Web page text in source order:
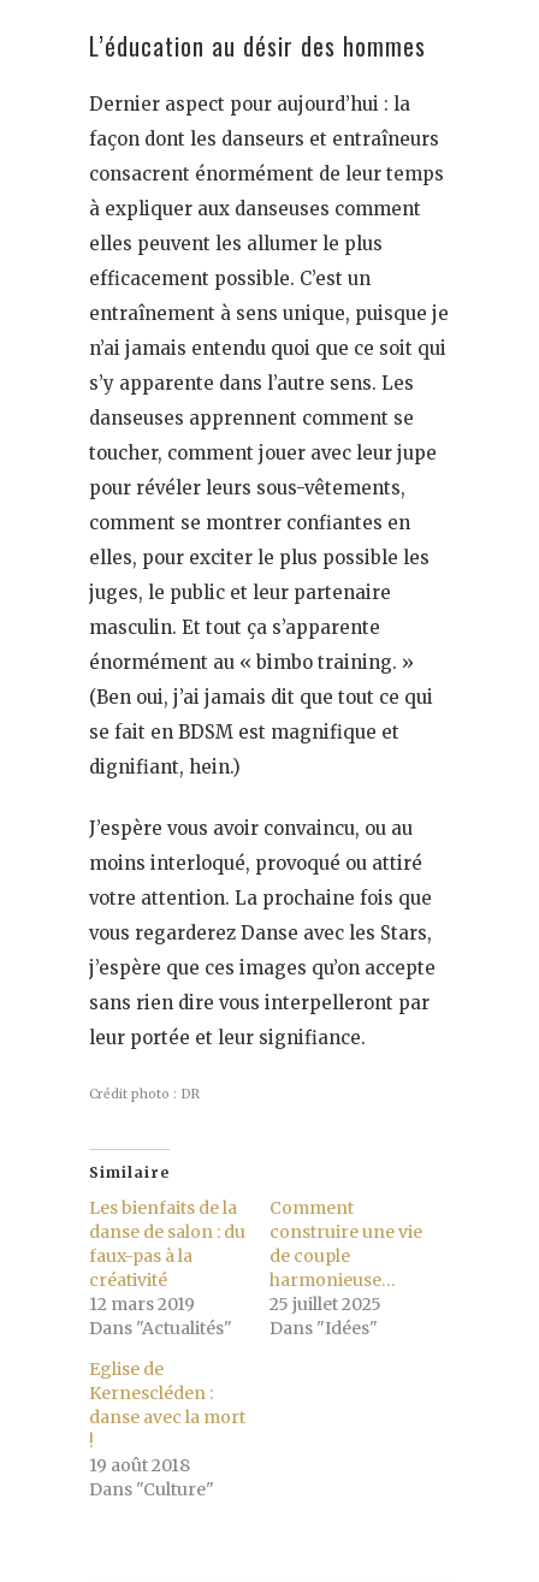
L’éducation au désir des hommes
Dernier aspect pour aujourd’hui : la
façon dont les danseurs et entraîneurs
consacrent énormément de leur temps
à expliquer aux danseuses comment
elles peuvent les allumer le plus
efficacement possible. C’est un
entraînement à sens unique, puisque je
n’ai jamais entendu quoi que ce soit qui
s’y apparente dans l’autre sens. Les
danseuses apprennent comment se
toucher, comment jouer avec leur jupe
pour révéler leurs sous-vêtements,
comment se montrer confiantes en
elles, pour exciter le plus possible les
juges, le public et leur partenaire
masculin. Et tout ça s’apparente
énormément au « bimbo training. »
(Ben oui, j’ai jamais dit que tout ce qui
se fait en BDSM est magnifique et
dignifiant, hein.)
J’espère vous avoir convaincu, ou au
moins interloqué, provoqué ou attiré
votre attention. La prochaine fois que
vous regarderez Danse avec les Stars,
j’espère que ces images qu’on accepte
sans rien dire vous interpelleront par
leur portée et leur signifiance.
Crédit photo : DR
Similaire
Les bienfaits de la
danse de salon : du
faux-pas à la
créativité
12 mars 2019
Dans "Actualités"
Comment
construire une vie
de couple
harmonieuse…
25 juillet 2025
Dans "Idées"
Eglise de
Kernescléden :
danse avec la mort
!
19 août 2018
Dans "Culture"